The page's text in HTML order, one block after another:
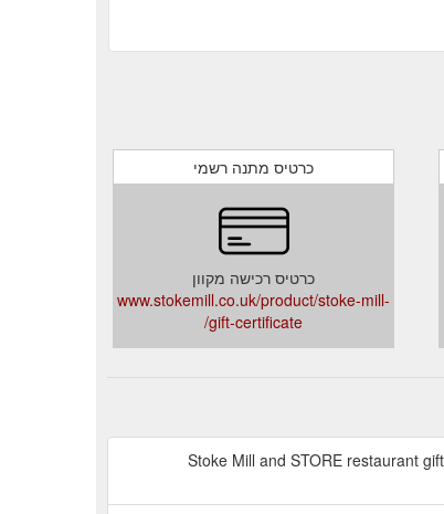
כרטיס מתנה רשמי
כרטיס רכישה מקוון
www.stokemill.co.uk/product/stoke-mill-
gift-certificate/
Stoke Mill and STORE restaurant